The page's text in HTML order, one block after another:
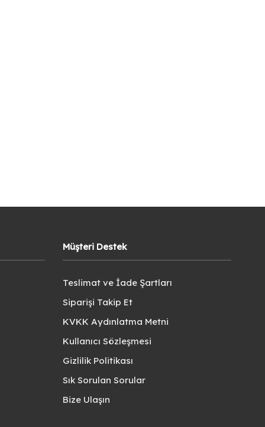
Müşteri Destek
Teslimat ve İade Şartları
Siparişi Takip Et
KVKK Aydınlatma Metni
Kullanıcı Sözleşmesi
Gizlilik Politikası
Sık Sorulan Sorular
Bize Ulaşın